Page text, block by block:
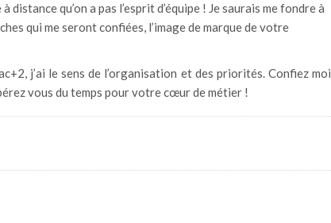
qu’on a pas l’esprit d’équipe ! Je saurais me fondre à
qui me seront confiées, l’image de marque de votre
j’ai le sens de l’organisation et des priorités. Confiez moi
vous du temps pour votre cœur de métier !